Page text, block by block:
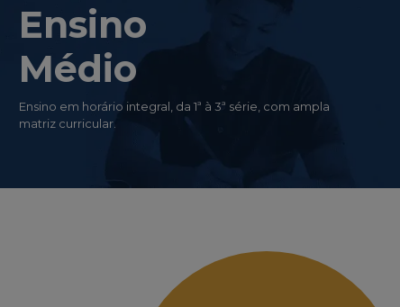
Ensino
Médio
Ensino em horário integral, da 1ª à 3ª série, com ampla
matriz curricular.